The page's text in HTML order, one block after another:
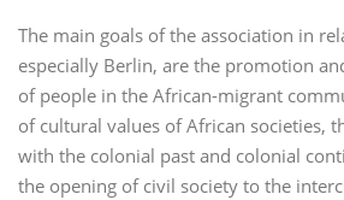
The main goals of the association in
especially Berlin, are the promotion
of people in the African-migrant
of cultural values of African societies,
with the colonial past and colonial
the opening of civil society to the